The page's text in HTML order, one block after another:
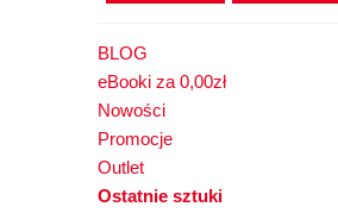
BLOG
eBooki za 0,00zł
Nowości
Promocje
Outlet
Ostatnie sztuki